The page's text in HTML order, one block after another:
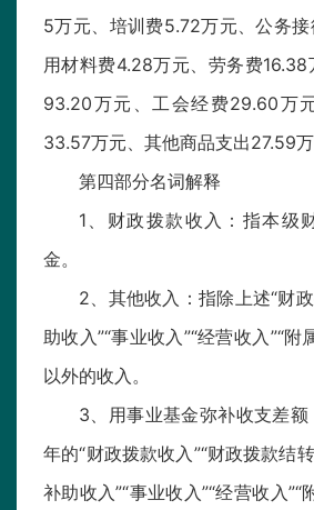
5万元、培训费5.72万元、公务
用材料费4.28万元、劳务费
93.20万元、工会经费29.60万
33.57万元、其他商品支出27.59万
第四部分名词解释
1、财政拨款收入：指本级
金。
2、其他收入：指除上述“财
助收入”“事业收入”“经营收入”“附
以外的收入。
3、用事业基金弥补收支差额
年的“财政拨款收入”“财政拨款结
补助收入”“事业收入”“经营收入”“